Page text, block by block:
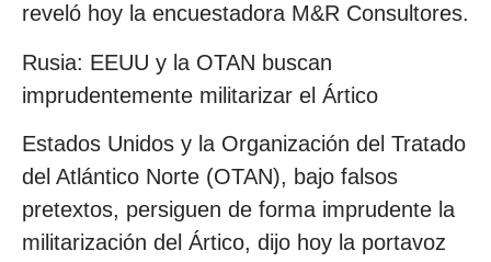
reveló hoy la encuestadora M&R Consultores.
Rusia: EEUU y la OTAN buscan
imprudentemente militarizar el Ártico
Estados Unidos y la Organización del Tratado
del Atlántico Norte (OTAN), bajo falsos
pretextos, persiguen de forma imprudente la
militarización del Ártico, dijo hoy la portavoz